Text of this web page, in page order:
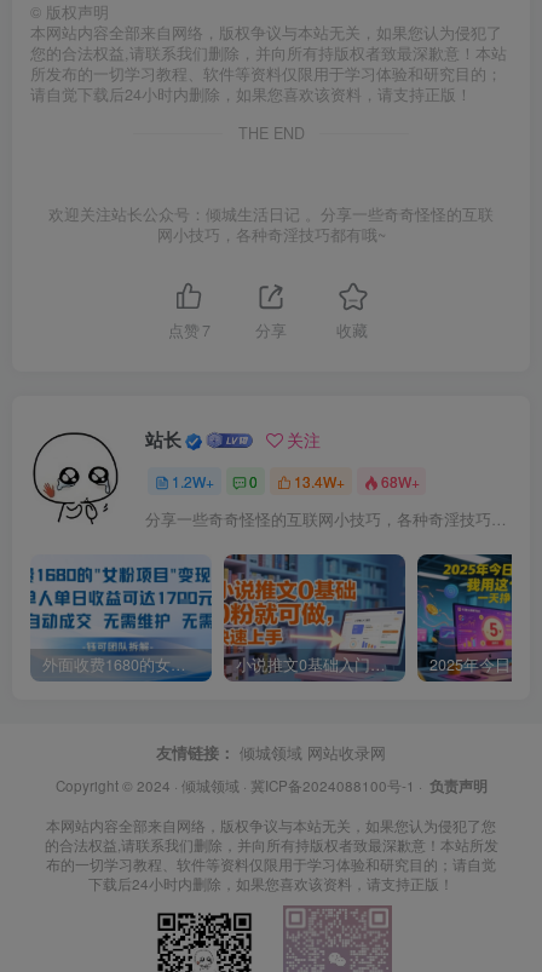
© 版权声明
本网站内容全部来自网络，版权争议与本站无关，如果您认为侵犯了
您的合法权益,请联系我们删除，并向所有持版权者致最深歉意！本站
所发布的一切学习教程、软件等资料仅限用于学习体验和研究目的；
请自觉下载后24小时内删除，如果您喜欢该资料，请支持正版！
THE END
欢迎关注站长公众号：倾城生活日记 。分享一些奇奇怪怪的互联
网小技巧，各种奇淫技巧都有哦~
点赞 7 分享 收藏
站长 关注
1.2W+ 0 13.4W+ 68W+
分享一些奇奇怪怪的互联网小技巧，各种奇淫技巧都在本站。
外面收费1680的女粉项目变现，单人单日收益可达1.7k，全自动成交无需维护 小说推文0基础入门教程，0粉就可做，快速上手
友情链接： 倾城领域 网站收录网
Copyright © 2024 · 倾城领域 · 冀ICP备2024088100号-1 · 负责声明
本网站内容全部来自网络，版权争议与本站无关，如果您认为侵犯了您
的合法权益,请联系我们删除，并向所有持版权者致最深歉意！本站所发
布的一切学习教程、软件等资料仅限用于学习体验和研究目的；请自觉
下载后24小时内删除，如果您喜欢该资料，请支持正版！